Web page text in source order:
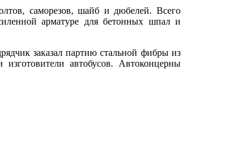
саморезов, шайб и дюбелей. Всего
арматуре для бетонных шпал и
заказал партию стальной фибры из
автобусов. Автоконцерны